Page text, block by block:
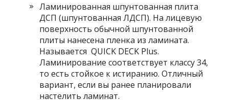
Ламинированная шпунтованная плита
ДСП (шпунтованная ЛДСП). На лицевую
поверхность обычной шпунтованной
плиты нанесена пленка из ламината.
Называется QUICK DECK Plus.
Ламинирование соответствует классу 34,
то есть стойкое к истиранию. Отличный
вариант, если вы ранее планировали
настелить ламинат.